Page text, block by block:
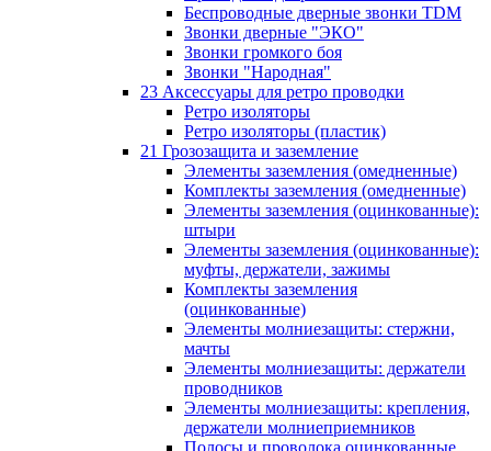
Беспроводные дверные звонки TDM
Звонки дверные "ЭКО"
Звонки громкого боя
Звонки "Народная"
23 Аксессуары для ретро проводки
Ретро изоляторы
Ретро изоляторы (пластик)
21 Грозозащита и заземление
Элементы заземления (омедненные)
Комплекты заземления (омедненные)
Элементы заземления (оцинкованные):
штыри
Элементы заземления (оцинкованные):
муфты, держатели, зажимы
Комплекты заземления
(оцинкованные)
Элементы молниезащиты: стержни,
мачты
Элементы молниезащиты: держатели
проводников
Элементы молниезащиты: крепления,
держатели молниеприемников
Полосы и проволока оцинкованные